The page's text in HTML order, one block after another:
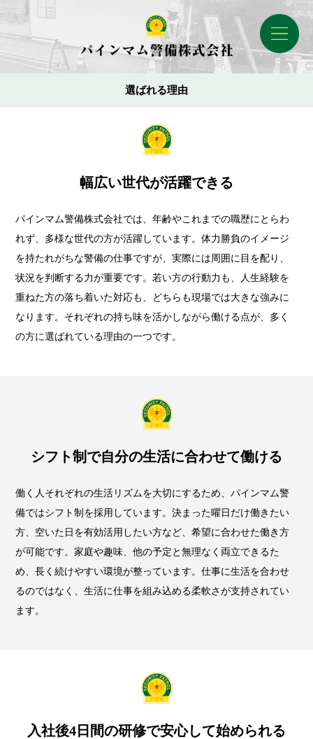
選ばれる理由
幅広い世代が活躍できる
パインマム警備株式会社では、年齢やこれまでの職歴にとらわ
れず、多様な世代の方が活躍しています。体力勝負のイメージ
を持たれがちな警備の仕事ですが、実際には周囲に目を配り、
状況を判断する力が重要です。若い方の行動力も、人生経験を
重ねた方の落ち着いた対応も、どちらも現場では大きな強みに
なります。それぞれの持ち味を活かしながら働ける点が、多く
の方に選ばれている理由の一つです。
シフト制で自分の生活に合わせて働ける
働く人それぞれの生活リズムを大切にするため、パインマム警
備ではシフト制を採用しています。決まった曜日だけ働きたい
方、空いた日を有効活用したい方など、希望に合わせた働き方
が可能です。家庭や趣味、他の予定と無理なく両立できるた
め、長く続けやすい環境が整っています。仕事に生活を合わせ
るのではなく、生活に仕事を組み込める柔軟さが支持されてい
ます。
入社後4日間の研修で安心して始められる